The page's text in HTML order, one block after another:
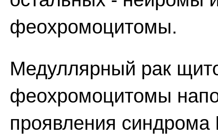
феохромоцитомы.
Медуллярный рак
феохромоцитомы
проявления